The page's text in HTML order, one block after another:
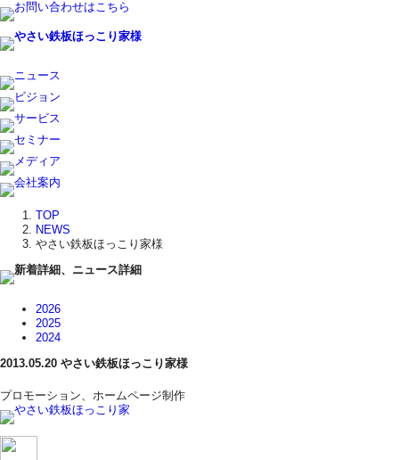
TOP
NEWS
やさい鉄板ほっこり家様
2026
2025
2024
2013.05.20 やさい鉄板ほっこり家様
プロモーション、ホームページ制作